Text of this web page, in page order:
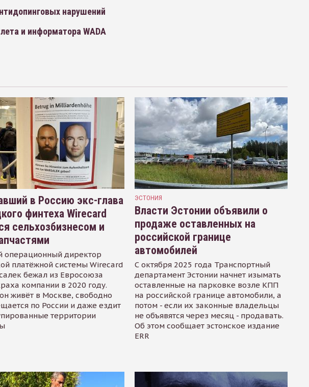
нарушений
и информатора WADA
в Россию экс-глава
финтеха Wirecard
сельхозбизнесом и
операционный директор
платёжной системы Wirecard
бежал из Евросоюза
компании в 2020 году.
живёт в Москве, свободно
по России и даже ездит
территории
ЭСТОНИЯ
Власти Эстонии объявили о
продаже оставленных на
российской границе
автомобилей
С октября 2025 года Транспортный
департамент Эстонии начнет изымать
оставленные на парковке возле КПП
на российской границе автомобили, а
потом - если их законные владельцы
не объявятся через месяц - продавать.
Об этом сообщает эстонское издание
ERR